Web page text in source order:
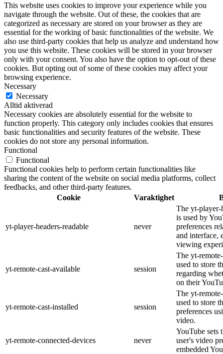
This website uses cookies to improve your experience while you
navigate through the website. Out of these, the cookies that are
categorized as necessary are stored on your browser as they are
essential for the working of basic functionalities of the website. We
also use third-party cookies that help us analyze and understand how
you use this website. These cookies will be stored in your browser
only with your consent. You also have the option to opt-out of these
cookies. But opting out of some of these cookies may affect your
browsing experience.
Necessary
Necessary
Alltid aktiverad
Necessary cookies are absolutely essential for the website to
function properly. This category only includes cookies that ensures
basic functionalities and security features of the website. These
cookies do not store any personal information.
Functional
Functional
Functional cookies help to perform certain functionalities like
sharing the content of the website on social media platforms, collect
feedbacks, and other third-party features.
Cookie
Varaktighet
yt-player-headers-readable never
The yt-player-
is used by
preferences
and interface,
viewing
yt-remote-cast-available session
The yt-
used to store
regarding
on their
yt-remote-cast-installed session
The yt-
used to store
preferences
video.
yt-remote-connected-devices never
YouTube sets
user's video
embedded